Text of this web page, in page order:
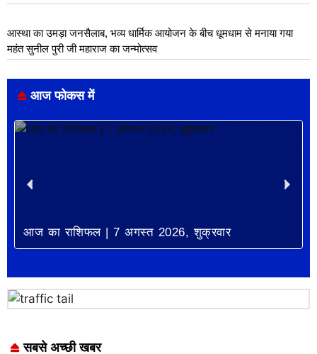
आस्था का उमड़ा जनसैलाब, भव्य धार्मिक आयोजन के बीच धूमधाम से मनाया गया
महंत सुनील पुरी जी महाराज का जन्मोत्सव
आज फोकस में
आज का राशिफल | 7 अगस्त 2026, शुक्रवार
सबसे अच्छी खबर